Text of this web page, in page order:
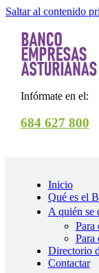
Saltar al contenido
Infórmate en el:
684 627 800
Inicio
Qué es el
A quién se
Para
Para
Directorio
Contactar